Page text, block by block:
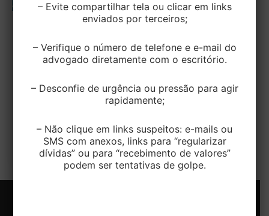
Carnaval pode ser feriado, ponto
facultativo ou dia normal de trabalho
EditorEK/12 de fevereiro de 2024
descanso para grande parte da população, mas o
que muitos não […]
– Evite compartilhar tela ou clicar em links
enviados por terceiros;
– Verifique o número de telefone e e-mail do
advogado diretamente com o escritório.
– Desconfie de urgência ou pressão para agir
rapidamente;
– Não clique em links suspeitos: e-mails ou
SMS com anexos, links para “regularizar
dívidas” ou para “recebimento de valores”
podem ser tentativas de golpe.